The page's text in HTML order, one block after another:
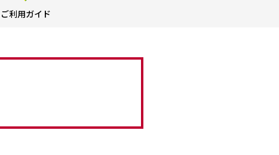
ご利用ガイド